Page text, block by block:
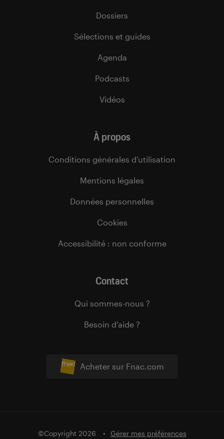
Acheter sur Fnac.com
Dossiers
Sélections et guides
Agenda
Podcasts
Vidéos
À propos
Conditions générales d’utilisation
Mentions légales
Données personnelles
Cookies
Accessibilité : non conforme
Contact
Qui sommes-nous ?
Besoin d’aide ?
©Copyright 2026 Gérer mes préférences